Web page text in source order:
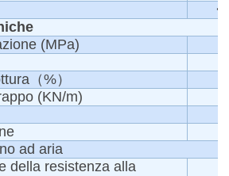
(MPa)
（%）
(KN/m)
ad aria
della resistenza alla